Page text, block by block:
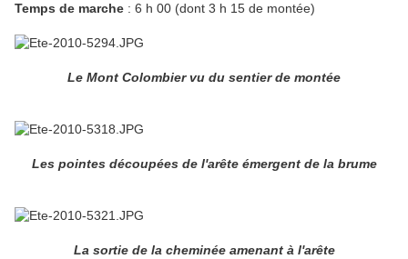
Temps de marche : 6 h 00 (dont 3 h 15 de montée)
Le Mont Colombier vu du sentier de montée
Les pointes découpées de l'arête émergent de la brume
La sortie de la cheminée amenant à l'arête